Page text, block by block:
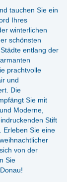
tauchen Sie ein
Ihres
winterlichen
schönsten
entlang der
prachtvolle
und
Die
Sie mit
Moderne,
Stift
Erleben Sie eine
von der
Sie